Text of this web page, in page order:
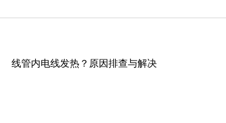
线管内电线发热？原因排查与解决​